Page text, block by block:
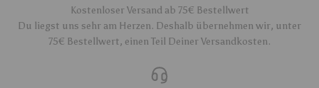
Kostenloser Versand ab 75€ Bestellwert
Du liegst uns sehr am Herzen. Deshalb übernehmen wir, unter
75€ Bestellwert, einen Teil Deiner Versandkosten.